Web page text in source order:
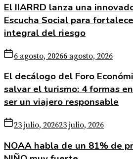
El IIARRD lanza una
Escucha Social para
integral del riesgo
6 agosto, 20266 agosto, 2026
El decálogo del Foro
salvar el turismo: 4 formas
ser un viajero responsable
23 julio, 202623 julio, 2026
NOAA habla de un 81% de